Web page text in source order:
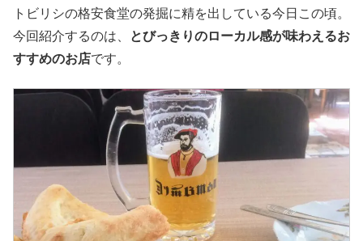
トビリシの格安食堂の発掘に精を出している今日この頃。
今回紹介するのは、
とびっきりのローカル感が味わえるお
すすめのお店です。